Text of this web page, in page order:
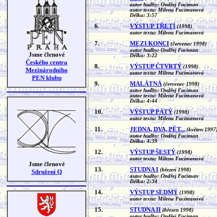
Jsme členové
Českého centra
Mezinárodního
PEN klubu
Jsme členové
Sdružení Q
autor hudby: Ondřej Fuciman
autor textu: Milena Fucimanová
Délka: 3:57
6. VÝSTUP TŘETÍ (1998)
autor textu: Milena Fucimanová
7. MEZI KONCI (červenec 1998)
autor hudby: Ondřej Fuciman
Délka: 3:22
8. VÝSTUP ČTVRTÝ (1998)
autor textu: Milena Fucimanová
9. MALÁTNÁ (červenec 1998)
autor hudby: Ondřej Fuciman
autor textu: Milena Fucimanová
Délka: 4:44
10. VÝSTUP PÁTÝ (1998)
autor textu: Milena Fucimanová
11. JEDNA, DVA, PĚT... (květen
autor hudby: Ondřej Fuciman
Délka: 4:39
12. VÝSTUP ŠESTÝ (1998)
autor textu: Milena Fucimanová
13. STUDNA I (březen 1998)
autor hudby: Ondřej Fuciman
Délka: 2:34
14. VÝSTUP SEDMÝ (1998)
autor textu: Milena Fucimanová
15. STUDNA II (březen 1998)